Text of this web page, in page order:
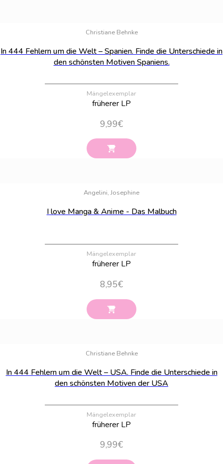
Christiane Behnke
In 444 Fehlern um die Welt – Spanien. Finde die Unterschiede in
den schönsten Motiven Spaniens.
Mängelexemplar
früherer LP
9,99€
Angelini, Josephine
I love Manga & Anime - Das Malbuch
Mängelexemplar
früherer LP
8,95€
Christiane Behnke
In 444 Fehlern um die Welt – USA. Finde die Unterschiede in
den schönsten Motiven der USA
Mängelexemplar
früherer LP
9,99€